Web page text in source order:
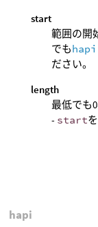
start
範囲の開
でも
ださい。
length
最低でも
- start
hapi